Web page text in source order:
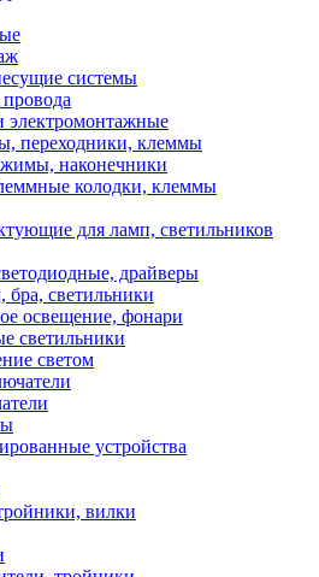
системы
электромонтажные
переходники, клеммы
наконечники
колодки, клеммы
для ламп, светильников
драйверы
светильники
освещение, фонари
светильники
светом
устройства
вилки